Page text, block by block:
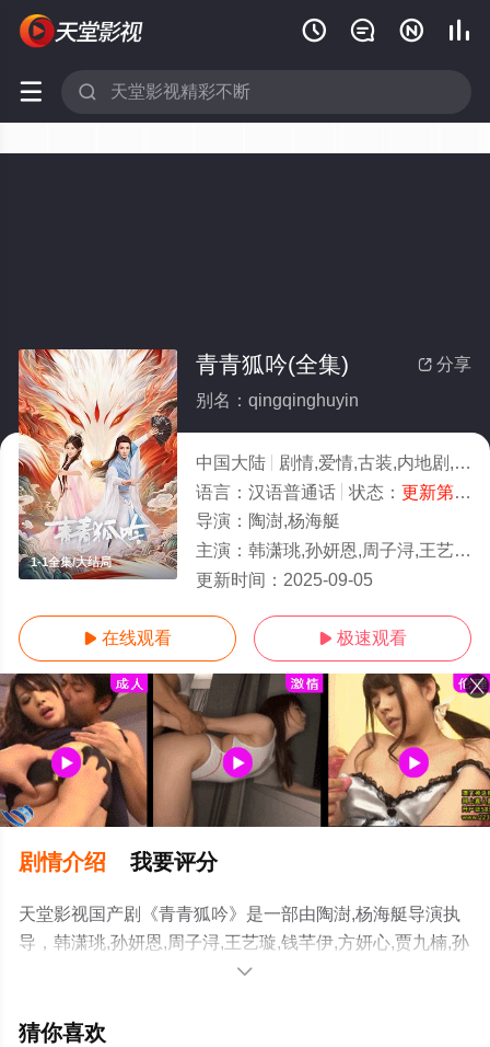
   
 
1-1全集/大结局
 分享
青青狐吟(全集)
别名：qingqinghuyin
中国大陆
剧情,爱情,古装,内地剧,国产
语言： 汉语普通话 状态： 更新第24集
导演： 陶澍,杨海艇
主演： 韩潇珧,孙妍恩,周子浔,王艺璇,钱芊伊,方妍心,贾九楠,孙月亮,许荔莎,赵雯雯
更新时间： 2025-09-05
 在线观看  极速观看
剧情介绍 我要评分
天堂影视国产剧《青青狐吟》是一部由陶澍,杨海艇导演执
导，韩潇珧,孙妍恩,周子浔,王艺璇,钱芊伊,方妍心,贾九楠,孙
月亮,许荔莎,赵雯雯等演员精彩演绎的中国大陆电视剧，大
整版电视剧全集就来天堂电影网，更多相关信息可移步至

猜你喜欢